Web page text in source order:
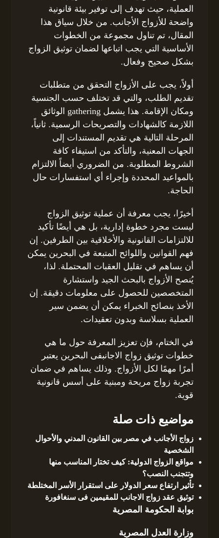
العملية، حيث تهدف إلى توفير بيئة قانونية
واضحة للأزواج الأجانب. من خلال سياق هذا
المقال، تم تناول مجموعة من الخطوات
الأساسية التي يجب اتباعها لضمان توثيق الزواج
بشكل صحيح وفعال.
أولاً، يجب على الأزواج التحقق من متطلبات
تقديم الطلب، والتي قد تختلف حسب الجنسية
ومكان الإقامة. هذا يشمل gathering الوثائق
اللازمة كالشهادات والتصريحات الرسمية. ثانياً،
المرحلة التالية هي تقديم المستندات إلى
الجهات المعنية، والتأكد من استيفاء كافة
الشروط المطلوبة. من الضروري أيضاً الالتزام
بالمواعيد المحددة وإجراء أي استفسارات حال
الحاجة.
أخيرًا، يجب معرفة أن عملية توثيق الزواج
ليست مجرد خطوة إدارية، بل هي أيضًا تأكيد
للالتزامات القانونية والأخلاقية بين الطرفين. إن
فهم القوانين واللوائح المتبعة في البحرين يمكن
أن يساهم في تقليل العقبات المحتملة. لذا،
يُنصح الأزواج بالبحث الجيد واستشارة
المتخصصين للحصول على معلومات دقيقة. إن
الأخذ بنصائح الخبراء يمكن أن يضمن سير
العملية بسلاسة وبدون تعقيدات.
في الختام، فإن تعزيز المعرفة حول ما هي
خطوات توثيق زواج الاجانبفى البحرين يعتبر
أمرًا مهمًا لكل الأزواج. وذلك يساهم في ضمان
تجربة زواج مريحة ومبنية على أسس قانونية
قوية.
مواضيع ذات صلة
زواج الأجانب في مصر بين القانون المدني والأحوال
الشخصية
مواقع الزواج الدولية: كيف تختار المناسب منها
وتتجنب النصب؟
تأثير ارتفاع سعر الدولار على استقرار الأسر المختلطة
توثيق عقد زواج الاجانب للمقيمين فى سنغافورة
بوابة الحكومة المصرية
وزارة العدل المصرية